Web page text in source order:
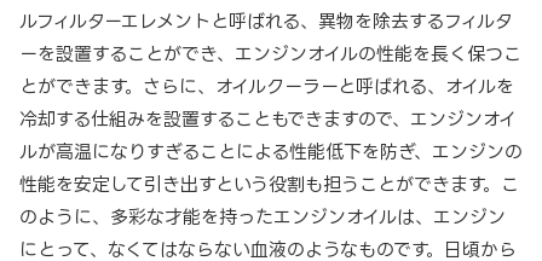
ルフィルターエレメントと呼ばれる、異物を除去するフィルタ
ーを設置することができ、エンジンオイルの性能を長く保つこ
とができます。さらに、オイルクーラーと呼ばれる、オイルを
冷却する仕組みを設置することもできますので、エンジンオイ
ルが高温になりすぎることによる性能低下を防ぎ、エンジンの
性能を安定して引き出すという役割も担うことができます。こ
のように、多彩な才能を持ったエンジンオイルは、エンジン
にとって、なくてはならない血液のようなものです。日頃から